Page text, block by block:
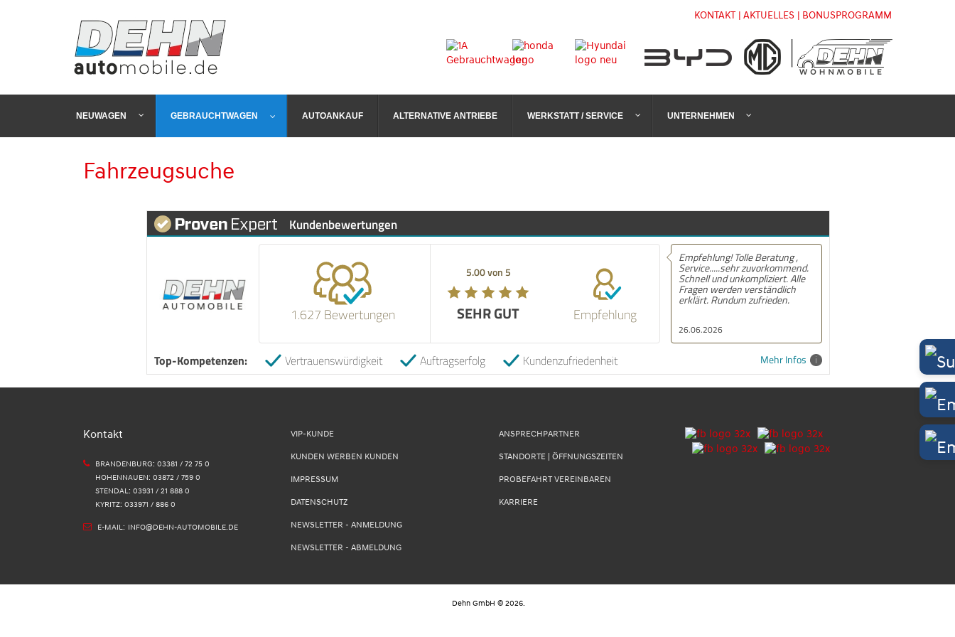
KONTAKT | AKTUELLES | BONUSPROGRAMM
NEUWAGEN GEBRAUCHTWAGEN AUTOANKAUF ALTERNATIVE ANTRIEBE WERKSTATT / SERVICE UNTERNEHMEN
Fahrzeugsuche
Kundenbewertungen
1.627 Bewertungen
5.00 von 5
SEHR GUT SEHR GUT
Empfehlung
26.06.2026
Empfehlung! Tolle Beratung ,
Service.....sehr zuvorkommend.
Schnell und unkompliziert. Alle
Fragen werden verständlich
erklärt. Rundum zufrieden.
Empfehlung! Hatte mein MG ZS
Hybrid+ bei Dehn Automobile in
Stendal gekauft. Die Beratung
Mehr Infos
Top-Kompetenzen: Vertrauenswürdigkeit Auftragserfolg Kundenzufriedenheit
Kontakt
BRANDENBURG: 03381 / 72 75 0
HOHENNAUEN: 03872 / 759 0
STENDAL: 03931 / 21 888 0
KYRITZ: 033971 / 886 0
E-MAIL: INFO@DEHN-AUTOMOBILE.DE
VIP-KUNDE
KUNDEN WERBEN KUNDEN
IMPRESSUM
DATENSCHUTZ
NEWSLETTER - ANMELDUNG
NEWSLETTER - ABMELDUNG
ANSPRECHPARTNER
STANDORTE | ÖFFNUNGSZEITEN
PROBEFAHRT VEREINBAREN
KARRIERE
Dehn GmbH © 2026